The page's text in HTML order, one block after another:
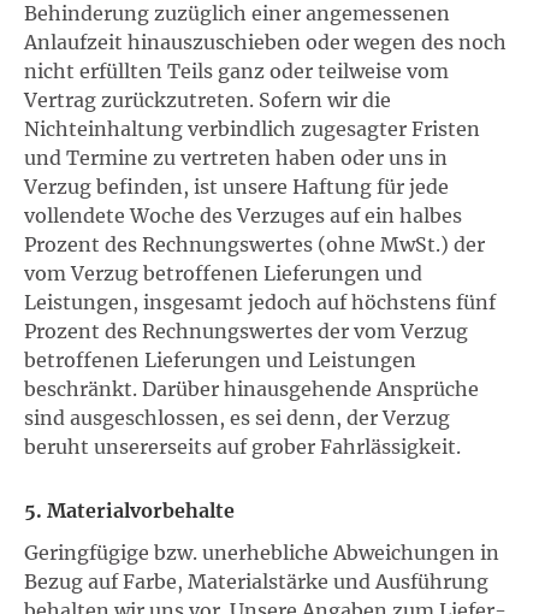
Behinderung zuzüglich einer angemessenen
Anlaufzeit hinauszuschieben oder wegen des noch
nicht erfüllten Teils ganz oder teilweise vom
Vertrag zurückzutreten. Sofern wir die
Nichteinhaltung verbindlich zugesagter Fristen
und Termine zu vertreten haben oder uns in
Verzug befinden, ist unsere Haftung für jede
vollendete Woche des Verzuges auf ein halbes
Prozent des Rechnungswertes (ohne MwSt.) der
vom Verzug betroffenen Lieferungen und
Leistungen, insgesamt jedoch auf höchstens fünf
Prozent des Rechnungswertes der vom Verzug
betroffenen Lieferungen und Leistungen
beschränkt. Darüber hinausgehende Ansprüche
sind ausgeschlossen, es sei denn, der Verzug
beruht unsererseits auf grober Fahrlässigkeit.
5. Materialvorbehalte
Geringfügige bzw. unerhebliche Abweichungen in
Bezug auf Farbe, Materialstärke und Ausführung